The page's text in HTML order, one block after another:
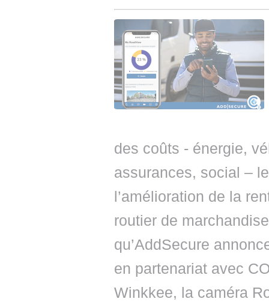
des coûts - énergie,
assurances, social –
l’amélioration de la
routier de
qu’AddSecure
en partenariat avec
Winkkee, la caméra